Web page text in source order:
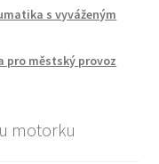
s vyváženým
pro městský provoz
motorku